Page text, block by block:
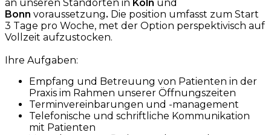
an unseren Standorten in Köln und
Bonn voraussetzung. Die position umfasst zum Start
3 Tage pro Woche, met der Option perspektivisch auf
Vollzeit aufzustocken.
Ihre Aufgaben:
Empfang und Betreuung von Patienten in der
Praxis im Rahmen unserer Öffnungszeiten
Terminvereinbarungen und -management
Telefonische und schriftliche Kommunikation
mit Patienten